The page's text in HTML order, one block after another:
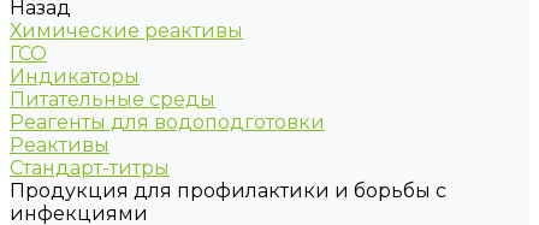
Назад
Химические реактивы
ГСО
Индикаторы
Питательные среды
Реагенты для водоподготовки
Реактивы
Стандарт-титры
Продукция для профилактики и борьбы с
инфекциями